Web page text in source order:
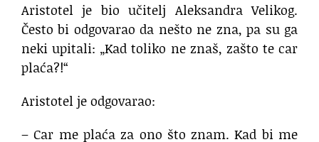
Aristotel je bio učitelj Aleksandra Velikog.
Često bi odgovarao da nešto ne zna, pa su ga
neki upitali: „Kad toliko ne znaš, zašto te car
plaća?!“
Aristotel je odgovarao:
– Car me plaća za ono što znam. Kad bi me